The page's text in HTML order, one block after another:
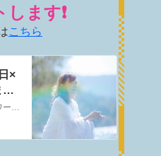
ます❗️
こちら
×